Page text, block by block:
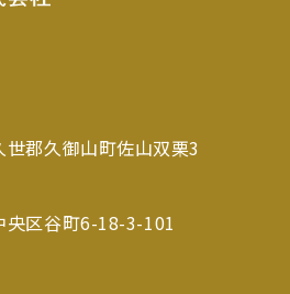
郡久御山町佐山双栗3
区谷町6-18-3-101